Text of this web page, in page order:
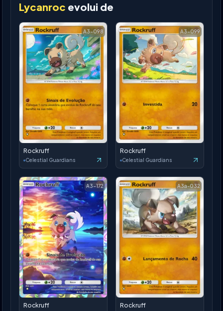
Lycanroc evolui de
A3-098
Rockruff
Celestial Guardians
A3-099
Rockruff
Celestial Guardians
A3-172
Rockruff
A3a-032
Rockruff